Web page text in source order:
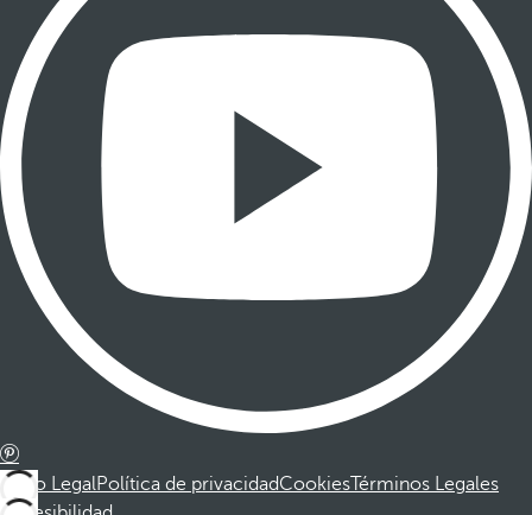
Aviso LegalPolítica de privacidadCookiesTérminos Legales